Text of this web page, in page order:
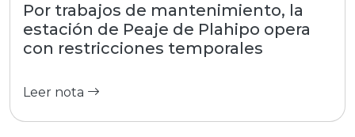
Por trabajos de mantenimiento, la
estación de Peaje de Plahipo opera
con restricciones temporales
Leer nota